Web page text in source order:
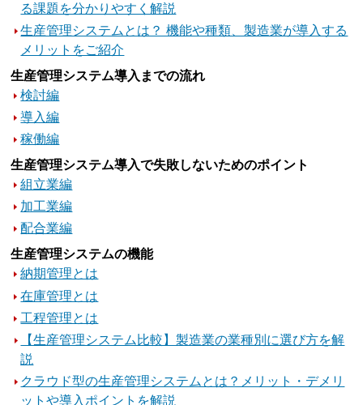
る課題を分かりやすく解説
生産管理システムとは？ 機能や種類、製造業が導入する
メリットをご紹介
生産管理システム導入までの流れ
検討編
導入編
稼働編
生産管理システム導入で失敗しないためのポイント
組立業編
加工業編
配合業編
生産管理システムの機能
納期管理とは
在庫管理とは
工程管理とは
【生産管理システム比較】製造業の業種別に選び方を解
説
クラウド型の生産管理システムとは？メリット・デメリ
ットや導入ポイントを解説